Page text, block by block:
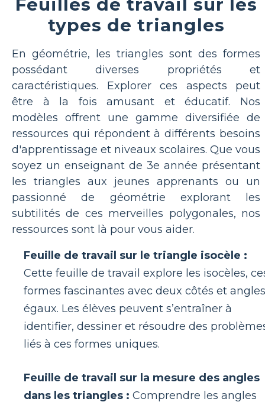
types de triangles
En géométrie, les triangles sont des formes
possédant diverses propriétés et
caractéristiques. Explorer ces aspects peut
être à la fois amusant et éducatif. Nos
modèles offrent une gamme diversifiée de
ressources qui répondent à différents besoins
d'apprentissage et niveaux scolaires. Que vous
soyez un enseignant de 3e année présentant
les triangles aux jeunes apprenants ou un
passionné de géométrie explorant les
subtilités de ces merveilles polygonales, nos
ressources sont là pour vous aider.
Feuille de travail sur le triangle isocèle :
Cette feuille de travail explore les isocèles,
formes fascinantes avec deux côtés et angles
égaux. Les élèves peuvent s’entraîner à
identifier, dessiner et résoudre des
liés à ces formes uniques.
Feuille de travail sur la mesure des angles
dans les triangles : Comprendre les angles